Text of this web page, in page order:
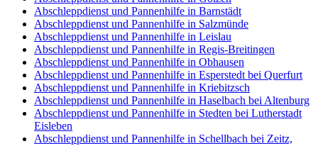
Abschleppdienst und Pannenhilfe in Barnstädt
Abschleppdienst und Pannenhilfe in Salzmünde
Abschleppdienst und Pannenhilfe in Leislau
Abschleppdienst und Pannenhilfe in Regis-Breitingen
Abschleppdienst und Pannenhilfe in Obhausen
Abschleppdienst und Pannenhilfe in Esperstedt bei Querfurt
Abschleppdienst und Pannenhilfe in Kriebitzsch
Abschleppdienst und Pannenhilfe in Haselbach bei Altenburg
Abschleppdienst und Pannenhilfe in Stedten bei Lutherstadt
Eisleben
Abschleppdienst und Pannenhilfe in Schellbach bei Zeitz,